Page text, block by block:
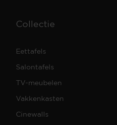
Collectie
Eettafels
Salontafels
TV-meubelen
Vakkenkasten
Cinewalls